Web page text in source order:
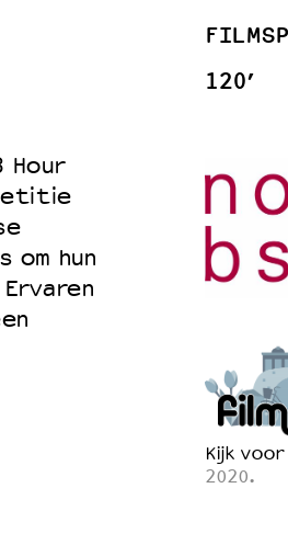
Hour
om hun
120’
Kijk
2020.